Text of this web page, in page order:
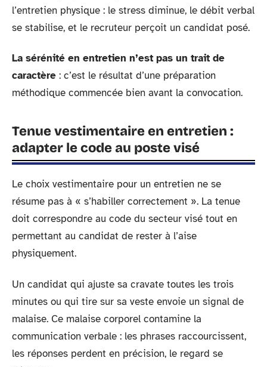
l’entretien physique : le stress diminue, le débit verbal
se stabilise, et le recruteur perçoit un candidat posé.
La sérénité en entretien n’est pas un trait de
caractère : c’est le résultat d’une préparation
méthodique commencée bien avant la convocation.
Tenue vestimentaire en entretien :
adapter le code au poste visé
Le choix vestimentaire pour un entretien ne se
résume pas à « s’habiller correctement ». La tenue
doit correspondre au code du secteur visé tout en
permettant au candidat de rester à l’aise
physiquement.
Un candidat qui ajuste sa cravate toutes les trois
minutes ou qui tire sur sa veste envoie un signal de
malaise. Ce malaise corporel contamine la
communication verbale : les phrases raccourcissent,
les réponses perdent en précision, le regard se